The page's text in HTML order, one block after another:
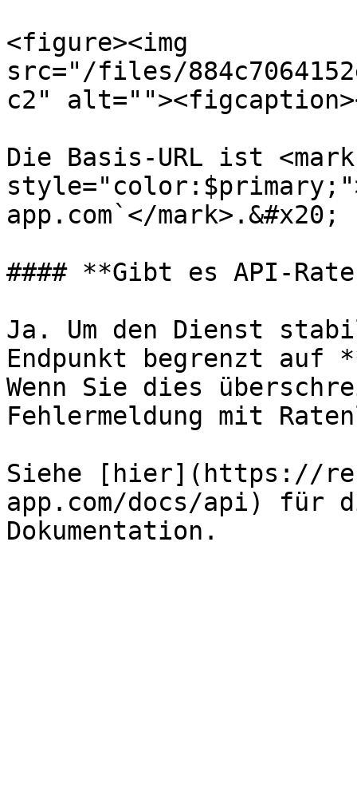
<figure><img
src="/files/
c2"
Die Basis-URL ist <mark
app.com`</mark>.&#x20;
#### **Gibt es API-
Ja. Um den Dienst
Endpunkt begrenzt auf
Wenn Sie dies
Fehlermeldung mit
Siehe [hier](https://
app.com/docs/api) für